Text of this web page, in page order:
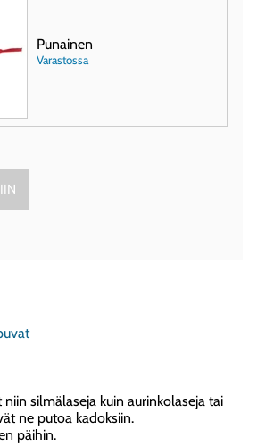
Punainen
Varastossa
silmälaseja kuin aurinkolaseja tai
ne putoa kadoksiin.
päihin.